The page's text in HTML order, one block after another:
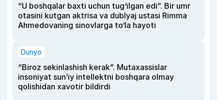
“U boshqalar baxti uchun tug‘ilgan edi”. Bir umr
otasini kutgan aktrisa va dublyaj ustasi Rimma
Ahmedovaning sinovlarga to‘la hayoti
Dunyo
“Biroz sekinlashish kerak”. Mutaxassislar
insoniyat sun’iy intellektni boshqara olmay
qolishidan xavotir bildirdi